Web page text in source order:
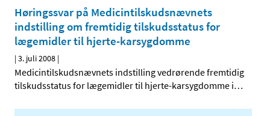
Høringssvar på Medicintilskudsnævnets
indstilling om fremtidig tilskudsstatus for
lægemidler til hjerte-karsygdomme
|3. juli 2008 |
Medicintilskudsnævnets indstilling vedrørende fremtidig
tilskudsstatus for lægemidler til hjerte-karsygdomme i…